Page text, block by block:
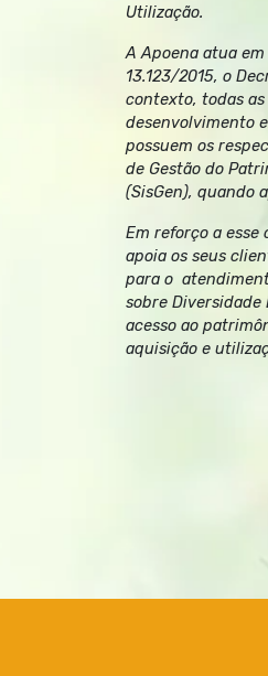
Utilização.
A Apoena atua
13.123/2015, o
contexto, todas
desenvolvimento
possuem os
de Gestão do
(SisGen), quando
Em reforço a esse
apoia os seus
para o
sobre Diversidade
acesso ao
aquisição e